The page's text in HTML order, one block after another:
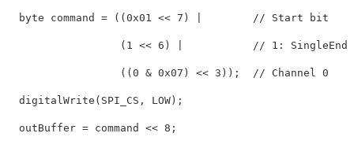
byte command = (( 0x01 << 7 ) // Start bit
( 1 << 6 ) // 1: SingleEnd
(( 0 & 0x07 ) << 3 )); // Channel 0
digitalWrite ( SPI_CS , LOW );
outBuffer = command << 8 ;